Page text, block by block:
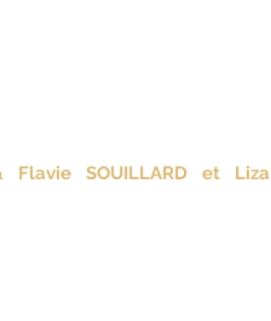
Flavie SOUILLARD et Liza